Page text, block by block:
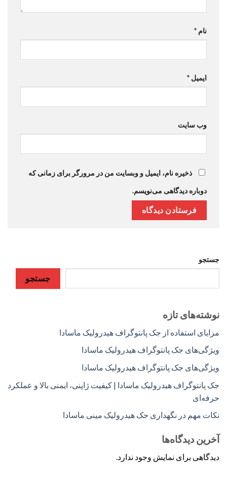
نام *
ایمیل *
وب‌ سایت
ذخیره نام، ایمیل و وبسایت من در مرورگر برای زمانی که
دوباره دیدگاهی می‌نویسم.
جستجو
جستجو
نوشته‌های تازه
مزایای استفاده از جک پانتوگراف هیدرولیک ماسادا
ویژگی‌های جک پانتوگراف هیدرولیک ماسادا
ویژگی‌های جک پانتوگراف هیدرولیک ماسادا
جک پانتوگراف هیدرولیک ماسادا | کیفیت ژاپنی، ایمنی بالا و عملکرد
حرفه‌ای
نکات مهم در نگهداری جک هیدرولیک مینی ماسادا
آخرین دیدگاه‌ها
دیدگاهی برای نمایش وجود ندارد.